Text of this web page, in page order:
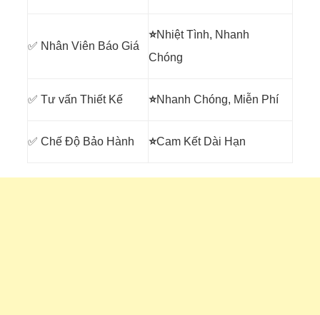
✅ Nhân Viên Báo Giá
⭐Nhiệt Tình, Nhanh
Chóng
✅ Tư vấn Thiết Kế ⭐Nhanh Chóng, Miễn Phí
✅ Chế Độ Bảo Hành ⭐Cam Kết Dài Hạn